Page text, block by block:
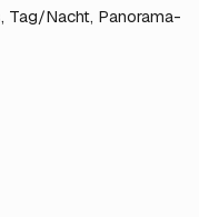
Tag/Nacht, Panorama-